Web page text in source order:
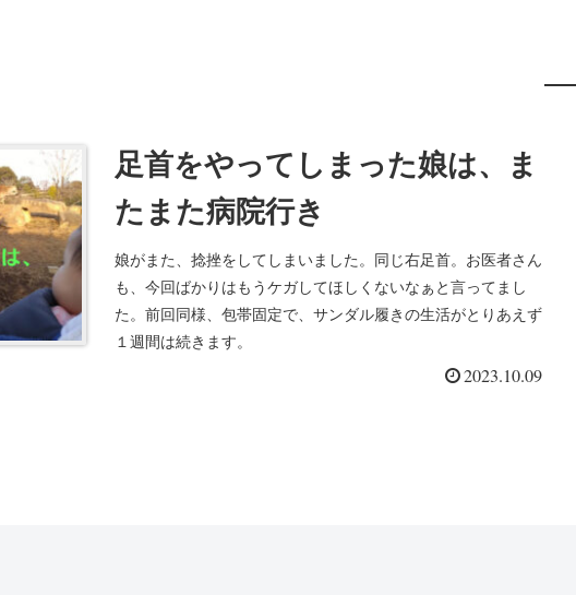
足首をやってしまった娘は、ま
たまた病院行き
娘がまた、捻挫をしてしまいました。同じ右足首。お医者さん
も、今回ばかりはもうケガしてほしくないなぁと言ってまし
た。前回同様、包帯固定で、サンダル履きの生活がとりあえず
１週間は続きます。
2023.10.09